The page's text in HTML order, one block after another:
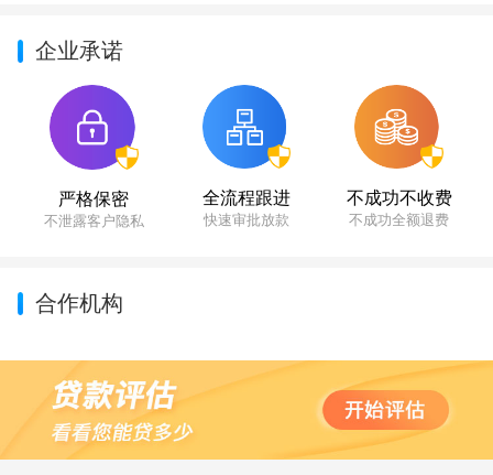
企业承诺
严格保密
不泄露客户隐私
全流程跟进
快速审批放款
不成功不收费
不成功全额退费
合作机构